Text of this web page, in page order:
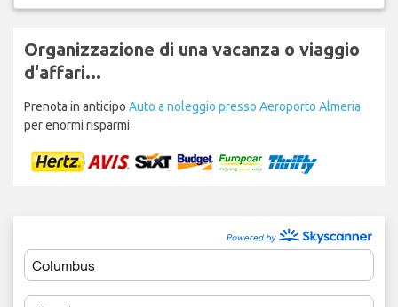
Organizzazione di una vacanza o viaggio
d'affari...
Prenota in anticipo Auto a noleggio presso Aeroporto Almeria
per enormi risparmi.